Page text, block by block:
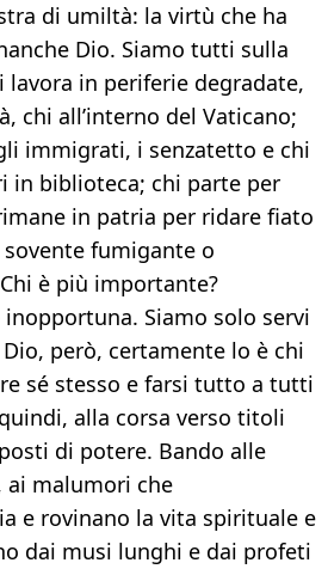
di umiltà: la virtù che ha
Dio. Siamo tutti sulla
lavora in periferie degradate,
chi all’interno del Vaticano;
immigrati, i senzatetto e chi
in biblioteca; chi parte per
in patria per ridare fiato
fumigante o
è più importante?
inopportuna. Siamo solo servi
però, certamente lo è chi
sé stesso e farsi tutto a tutti
alla corsa verso titoli
di potere. Bando alle
ai malumori che
e rovinano la vita spirituale e
dai musi lunghi e dai profeti